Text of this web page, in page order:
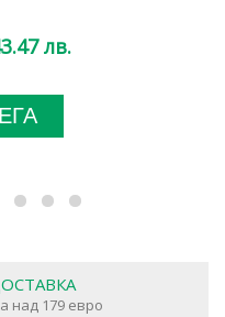
лв.
над 179 евро